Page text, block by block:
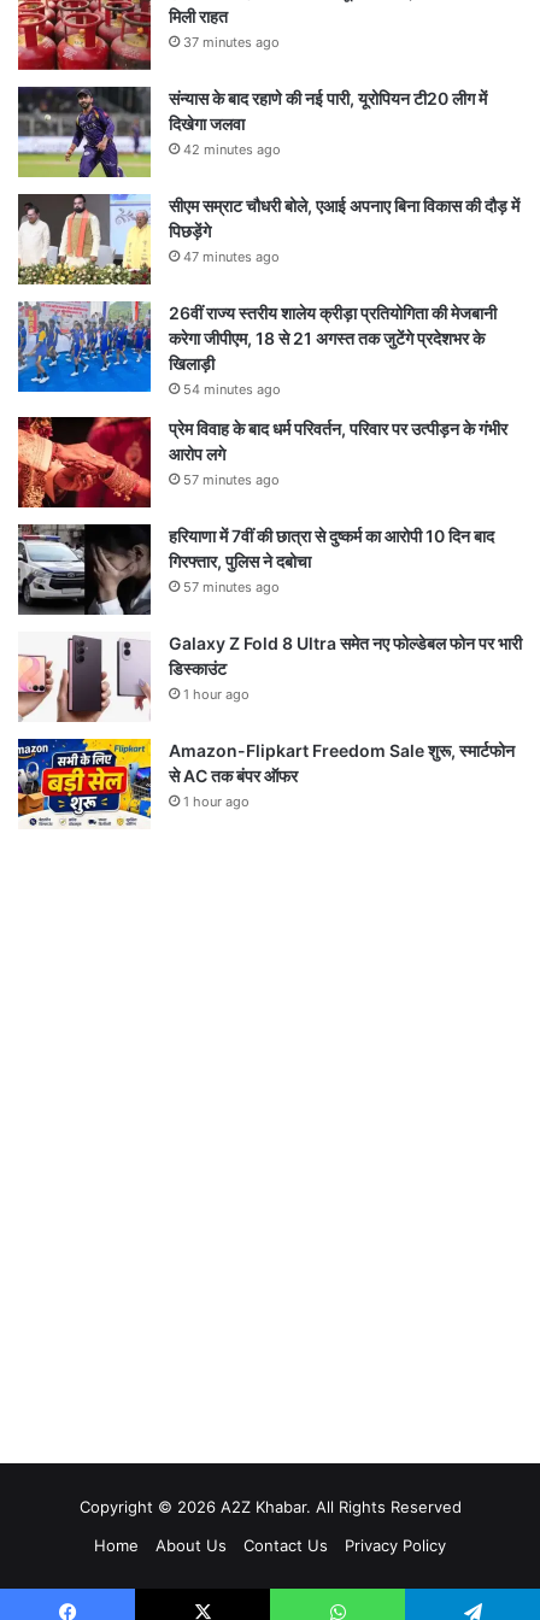
मिली राहत
37 minutes ago
संन्यास के बाद रहाणे की नई पारी, यूरोपियन टी20 लीग में
दिखेगा जलवा
42 minutes ago
सीएम सम्राट चौधरी बोले, एआई अपनाए बिना विकास की दौड़ में
पिछड़ेंगे
47 minutes ago
26वीं राज्य स्तरीय शालेय क्रीड़ा प्रतियोगिता की मेजबानी
करेगा जीपीएम, 18 से 21 अगस्त तक जुटेंगे प्रदेशभर के
खिलाड़ी
54 minutes ago
प्रेम विवाह के बाद धर्म परिवर्तन, परिवार पर उत्पीड़न के गंभीर
आरोप लगे
57 minutes ago
हरियाणा में 7वीं की छात्रा से दुष्कर्म का आरोपी 10 दिन बाद
गिरफ्तार, पुलिस ने दबोचा
57 minutes ago
Galaxy Z Fold 8 Ultra समेत नए फोल्डेबल फोन पर भारी
डिस्काउंट
1 hour ago
Amazon-Flipkart Freedom Sale शुरू, स्मार्टफोन
से AC तक बंपर ऑफर
1 hour ago
Copyright © 2026 A2Z Khabar. All Rights Reserved
Home
About Us Contact Us Privacy Policy